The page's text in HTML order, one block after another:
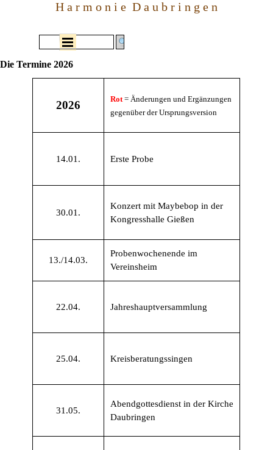
Direkt zum SeiteninhaltH a r m o n i e  D a u b r i n g e n
Menü überspringen
Die Termine 2026
2026 Rot= Änderungen und Ergänzungen
gegenüber der Ursprungsversion
14.01. Erste Probe
30.01.
Konzert mit Maybebop in der
Kongresshalle Gießen
13./14.03.
Probenwochenende im
Vereinsheim
22.04. Jahreshauptversammlung
25.04. Kreisberatungssingen
31.05.
Abendgottesdienst in der Kirche
Daubringen